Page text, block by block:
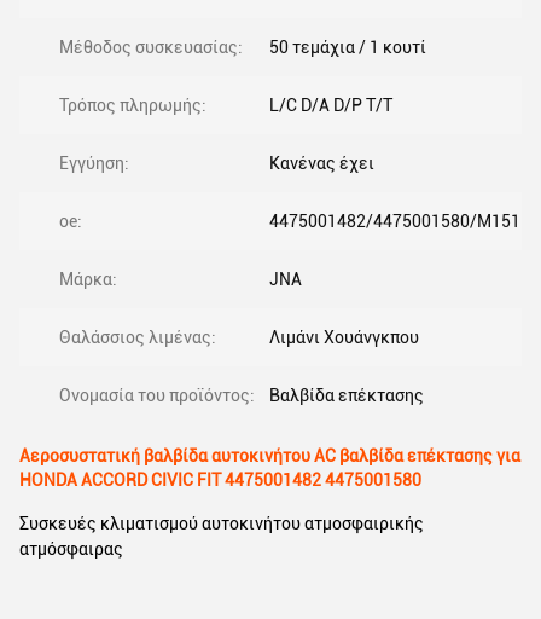
Μέθοδος συσκευασίας: 50 τεμάχια / 1 κουτί
Τρόπος πληρωμής: L/C D/A D/P T/T
Εγγύηση: Κανένας έχει
oe: 4475001482/4475001580/
Μάρκα: JNA
Θαλάσσιος λιμένας: Λιμάνι Χουάνγκπου
Ονομασία του προϊόντος: Βαλβίδα επέκτασης
Αεροσυστατική βαλβίδα αυτοκινήτου AC βαλβίδα επέκτασης για
HONDA ACCORD CIVIC FIT 4475001482 4475001580
Συσκευές κλιματισμού αυτοκινήτου ατμοσφαιρικής
ατμόσφαιρας